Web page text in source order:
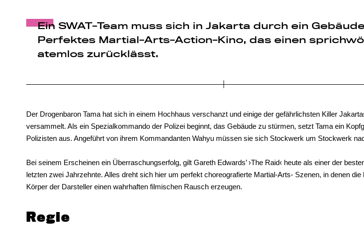
Ein SWAT-Team muss sich in Jakarta durch ein
Perfektes Martial-Arts-Action-Kino, das einen
atemlos zurücklässt.
Der Drogenbaron Tama hat sich in einem Hochhaus verschanzt und einige der gefährlichsten Killer
versammelt. Als ein Spezialkommando der Polizei beginnt, das Gebäude zu stürmen, setzt Tama ein
Polizisten aus. Angeführt von ihrem Kommandanten Wahyu müssen sie sich Stockwerk um Stockwerk
Bei seinem Erscheinen ein Überraschungserfolg, gilt Gareth Edwards’ ›The Raid‹ heute als einer der
letzten zwei Jahrzehnte. Alles dreht sich hier um perfekt choreografierte Martial-Arts- Szenen, in denen die
Körper der Darsteller einen wahrhaften filmischen Rausch erzeugen.
Regie